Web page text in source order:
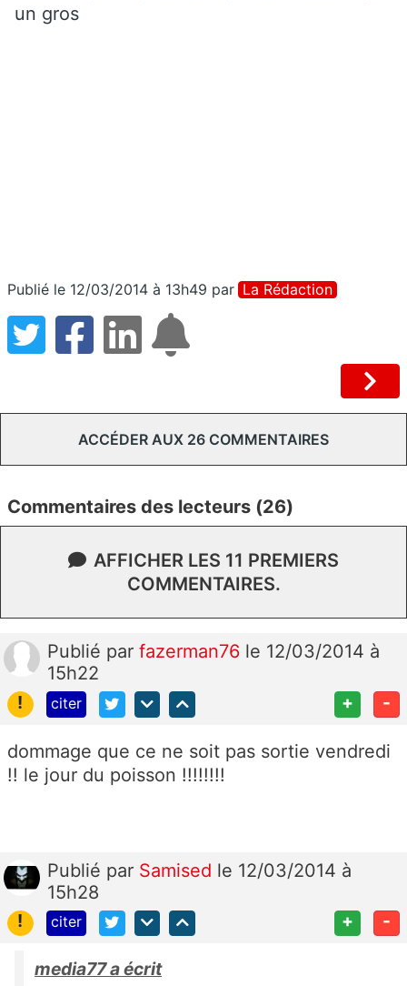
un gros
Publié le 12/03/2014 à 13h49 par La Rédaction
ACCÉDER AUX 26 COMMENTAIRES
Commentaires des lecteurs (26)
AFFICHER LES 11 PREMIERS
COMMENTAIRES.
Publié par fazerman76 le 12/03/2014 à
15h22
!
citer + -
dommage que ce ne soit pas sortie vendredi
!! le jour du poisson !!!!!!!!
Publié par Samised le 12/03/2014 à
15h28
!
citer + -
media77 a écrit